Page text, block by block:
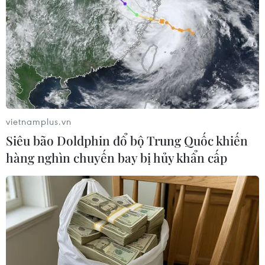
hàng không, đường bộ, hạ tầng khu công
nghiệp được xây dựng hiện đại, đồng bộ.
Định hướng phát triển của Cần Thơ là trở thành
thành phố trung tâm hiện đại phát triển kinh tế
xanh.
vietnamplus.vn
Siêu bão Doldphin đổ bộ Trung Quốc khiến
hàng nghìn chuyến bay bị hủy khẩn cấp